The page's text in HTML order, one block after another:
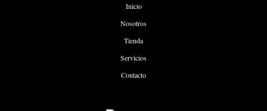
Inicio
Nosotros
Tienda
Servicios
Contacto